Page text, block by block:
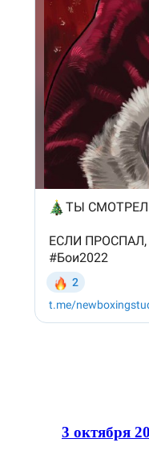
3 октября